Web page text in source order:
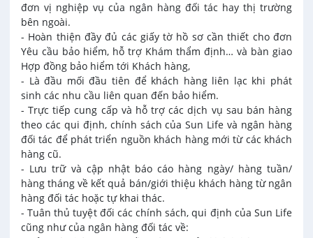
đơn vị nghiệp vụ của ngân hàng đối tác hay thị trường
bên ngoài.
- Hoàn thiện đầy đủ các giấy tờ hồ sơ cần thiết cho đơn
Yêu cầu bảo hiểm, hỗ trợ Khám thẩm định… và bàn giao
Hợp đồng bảo hiểm tới Khách hàng,
- Là đầu mối đầu tiên để khách hàng liên lạc khi phát
sinh các nhu cầu liên quan đến bảo hiểm.
- Trực tiếp cung cấp và hỗ trợ các dịch vụ sau bán hàng
theo các qui định, chính sách của Sun Life và ngân hàng
đối tác để phát triển nguồn khách hàng mới từ các khách
hàng cũ.
- Lưu trữ và cập nhật báo cáo hàng ngày/ hàng tuần/
hàng tháng về kết quả bán/giới thiệu khách hàng từ ngân
hàng đối tác hoặc tự khai thác.
- Tuân thủ tuyệt đối các chính sách, qui định của Sun Life
cũng như của ngân hàng đối tác về: